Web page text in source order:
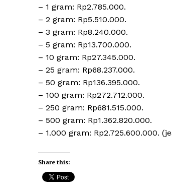
– 1 gram: Rp2.785.000.
– 2 gram: Rp5.510.000.
– 3 gram: Rp8.240.000.
– 5 gram: Rp13.700.000.
– 10 gram: Rp27.345.000.
– 25 gram: Rp68.237.000.
– 50 gram: Rp136.395.000.
– 100 gram: Rp272.712.000.
– 250 gram: Rp681.515.000.
– 500 gram: Rp1.362.820.000.
– 1.000 gram: Rp2.725.600.000.
Share this: